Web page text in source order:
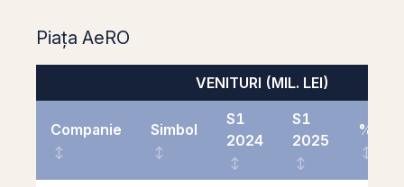
Piața AeRO
VENITURI (MIL. LEI)
Companie Simbol
S1
2024
S1
2025
%